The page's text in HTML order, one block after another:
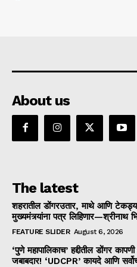
About us
The latest
शहरातील डोंगरउतार, माथे आणि
मुख्यमंत्र्यांना पत्र लिहिणार—श्रीनाथ
FEATURE SLIDER August 6, 2026
‘पुणे महापालिकाच’ हद्दीतील डोंगर
जबाबदार! ‘UDCPR’ कायदे आणि